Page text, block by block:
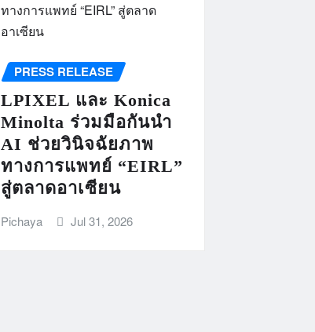
PRESS RELEASE
LPIXEL และ Konica
Minolta ร่วมมือกันนำ
AI ช่วยวินิจฉัยภาพ
ทางการแพทย์ “EIRL”
สู่ตลาดอาเซียน
Pichaya Jul 31, 2026